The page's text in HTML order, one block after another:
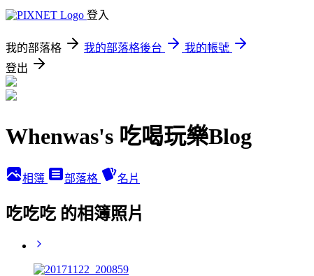
登入
我的部落格 我的部落格後台
我的帳號
登出
Whenwas's 吃喝玩樂Blog
相簿 部落格 名片
吃吃吃 的相簿照片